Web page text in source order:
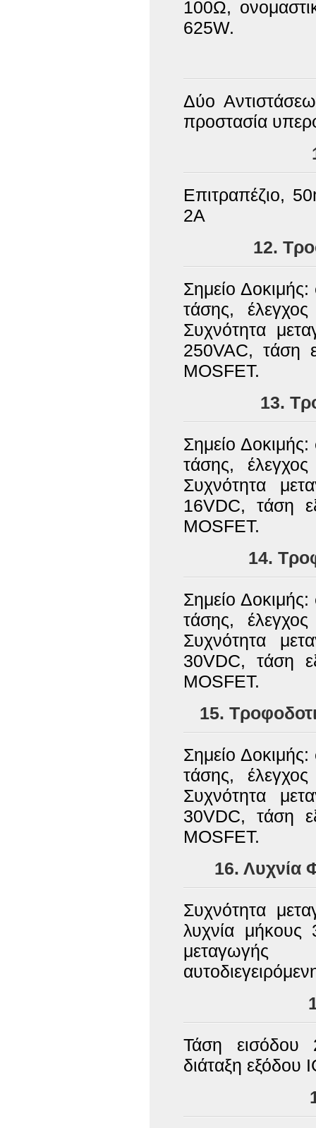
100Ω,
625W.
Δύο
προστασία
Επιτραπέζιο,
2Α
12.
Σημείο
τάσης,
Συχνότητα
250VAC, τάση
MOSFET.
13.
Σημείο
τάσης,
Συχνότητα
16VDC, τάση
MOSFET.
14.
Σημείο
τάσης,
Συχνότητα
30VDC, τάση
MOSFET.
15.
Σημείο
τάσης,
Συχνότητα
30VDC, τάση
MOSFET.
16. Λυχνία
Συχνότητα
λυχνία μήκους
μεταγωγής
Τάση εισόδου
διάταξη